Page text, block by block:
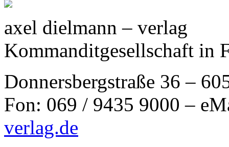
axel dielmann – verlag
Kommanditgesellschaft in
Donnersbergstraße 36 –
Fon: 069 / 9435 9000 –
verlag.de